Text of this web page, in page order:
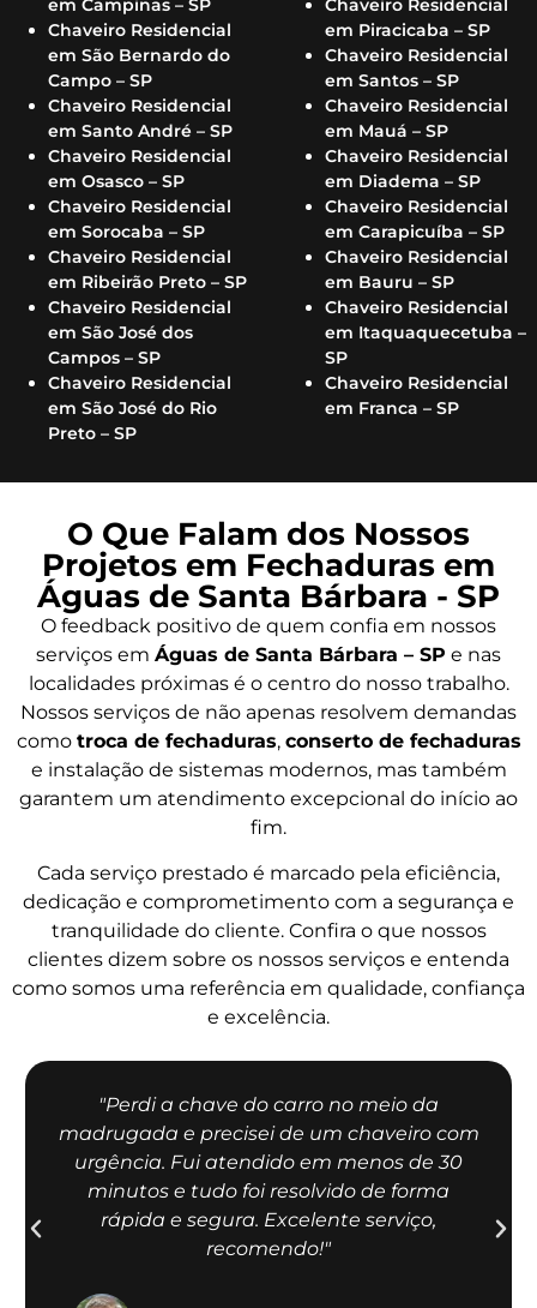
em Campinas – SP
Chaveiro Residencial
em São Bernardo do
Campo – SP
Chaveiro Residencial
em Santo André – SP
Chaveiro Residencial
em Osasco – SP
Chaveiro Residencial
em Sorocaba – SP
Chaveiro Residencial
em Ribeirão Preto – SP
Chaveiro Residencial
em São José dos
Campos – SP
Chaveiro Residencial
em São José do Rio
Preto – SP
Chaveiro Residencial
em Piracicaba – SP
Chaveiro Residencial
em Santos – SP
Chaveiro Residencial
em Mauá – SP
Chaveiro Residencial
em Diadema – SP
Chaveiro Residencial
em Carapicuíba – SP
Chaveiro Residencial
em Bauru – SP
Chaveiro Residencial
em Itaquaquecetuba –
SP
Chaveiro Residencial
em Franca – SP
O Que Falam dos Nossos
Projetos em Fechaduras em
Águas de Santa Bárbara - SP
O feedback positivo de quem confia em nossos
serviços em Águas de Santa Bárbara – SP e nas
localidades próximas é o centro do nosso trabalho.
Nossos serviços de não apenas resolvem demandas
como troca de fechaduras, conserto de fechaduras
e instalação de sistemas modernos, mas também
garantem um atendimento excepcional do início ao
fim.
Cada serviço prestado é marcado pela eficiência,
dedicação e comprometimento com a segurança e
tranquilidade do cliente. Confira o que nossos
clientes dizem sobre os nossos serviços e entenda
como somos uma referência em qualidade, confiança
e excelência.
"Perdi a chave do carro no meio da
madrugada e precisei de um chaveiro com
urgência. Fui atendido em menos de 30
minutos e tudo foi resolvido de forma
rápida e segura. Excelente serviço,
recomendo!"